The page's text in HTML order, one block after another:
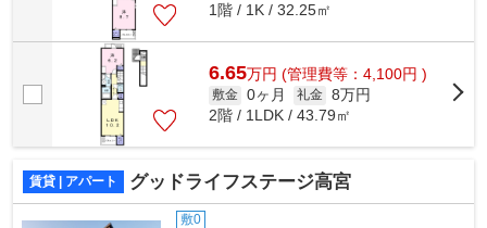
1階 / 1K / 32.25㎡
6.65万円 (管理費等：4,100円 )
敷金 0ヶ月 礼金 8万円
2階 / 1LDK / 43.79㎡
賃貸 | アパート グッドライフステージ高宮
敷0